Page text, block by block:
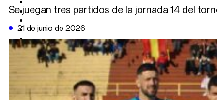
POLÍTICA
DATA FIRME
DE LA TRIBUNA TV
Se juegan tres partidos de la jornada 14 del
21 de junio de 2026